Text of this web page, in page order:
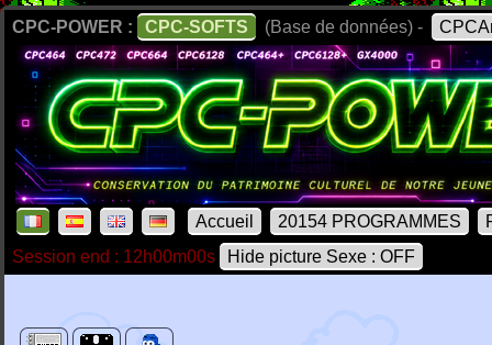
CPC-POWER : CPC-SOFTS (Base de données) -
Accueil 20154 PROGRAMMES
Session end : 12h00m00s
Hide picture Sexe : OFF